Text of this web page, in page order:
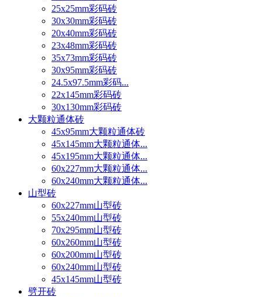
25x25mm彩码砖
30x30mm彩码砖
20x40mm彩码砖
23x48mm彩码砖
35x73mm彩码砖
30x95mm彩码砖
24.5x97.5mm彩码...
22x145mm彩码砖
30x130mm彩码砖
大颗粒通体砖
45x95mm大颗粒通体砖
45x145mm大颗粒通体...
45x195mm大颗粒通体...
60x227mm大颗粒通体...
60x240mm大颗粒通体...
山型砖
60x227mm山型砖
55x240mm山型砖
70x295mm山型砖
60x260mm山型砖
60x200mm山型砖
60x240mm山型砖
45x145mm山型砖
劈开砖